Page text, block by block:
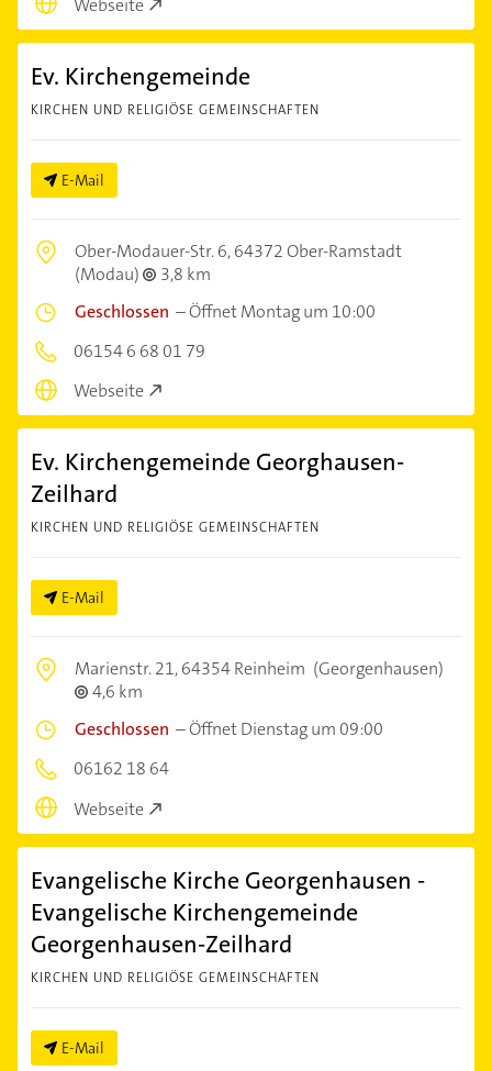
Ev. Kirchengemeinde
KIRCHEN UND RELIGIÖSE GEMEINSCHAFTEN
E-Mail
Ober-Modauer-Str. 6,64372 Ober-Ramstadt
(Modau)
3,8 km
Geschlossen –Öffnet Montag um 10:00
06154 6 68 01 79
Webseite
Ev. Kirchengemeinde Georghausen-
Zeilhard
KIRCHEN UND RELIGIÖSE GEMEINSCHAFTEN
E-Mail
Marienstr. 21,64354 Reinheim (Georgenhausen)
4,6 km
Geschlossen –Öffnet Dienstag um 09:00
06162 18 64
Webseite
Evangelische Kirche Georgenhausen -
Evangelische Kirchengemeinde
Georgenhausen-Zeilhard
KIRCHEN UND RELIGIÖSE GEMEINSCHAFTEN
E-Mail